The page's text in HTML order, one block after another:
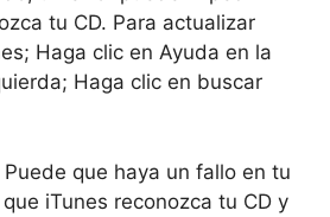
tu CD. Para actualizar
Haga clic en Ayuda en la
Haga clic en buscar
Puede que haya un fallo en tu
iTunes reconozca tu CD y